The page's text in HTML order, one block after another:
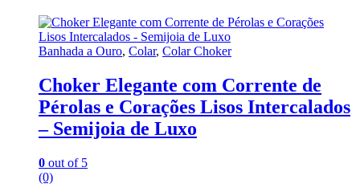
Banhada a Ouro, Colar, Colar Choker
Choker Elegante com Corrente de
Pérolas e Corações Lisos Intercalados
– Semijoia de Luxo
0 out of 5
(0)